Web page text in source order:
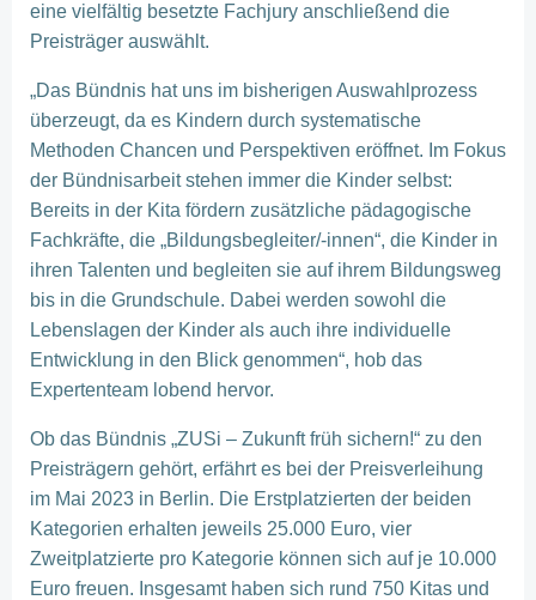
eine vielfältig besetzte Fachjury anschließend die
Preisträger auswählt.
„Das Bündnis hat uns im bisherigen Auswahlprozess
überzeugt, da es Kindern durch systematische
Methoden Chancen und Perspektiven eröffnet. Im Fokus
der Bündnisarbeit stehen immer die Kinder selbst:
Bereits in der Kita fördern zusätzliche pädagogische
Fachkräfte, die „Bildungsbegleiter/-innen“, die Kinder in
ihren Talenten und begleiten sie auf ihrem Bildungsweg
bis in die Grundschule. Dabei werden sowohl die
Lebenslagen der Kinder als auch ihre individuelle
Entwicklung in den Blick genommen“, hob das
Expertenteam lobend hervor.
Ob das Bündnis „ZUSi – Zukunft früh sichern!“ zu den
Preisträgern gehört, erfährt es bei der Preisverleihung
im Mai 2023 in Berlin. Die Erstplatzierten der beiden
Kategorien erhalten jeweils 25.000 Euro, vier
Zweitplatzierte pro Kategorie können sich auf je 10.000
Euro freuen. Insgesamt haben sich rund 750 Kitas und